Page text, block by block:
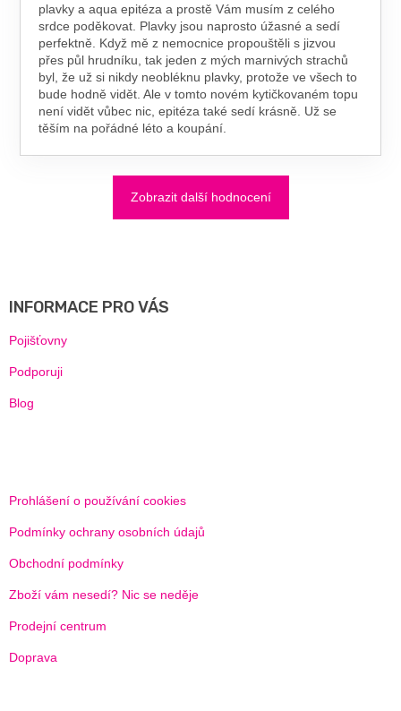
plavky a aqua epitéza a prostě Vám musím z celého
srdce poděkovat. Plavky jsou naprosto úžasné a sedí
perfektně. Když mě z nemocnice propouštěli s jizvou
přes půl hrudníku, tak jeden z mých marnivých strachů
byl, že už si nikdy neobléknu plavky, protože ve všech to
bude hodně vidět. Ale v tomto novém kytičkovaném topu
není vidět vůbec nic, epitéza také sedí krásně. Už se
těším na pořádné léto a koupání.
Zobrazit další hodnocení
INFORMACE PRO VÁS
Pojišťovny
Podporuji
Blog
Prohlášení o používání cookies
Podmínky ochrany osobních údajů
Obchodní podmínky
Zboží vám nesedí? Nic se neděje
Prodejní centrum
Doprava